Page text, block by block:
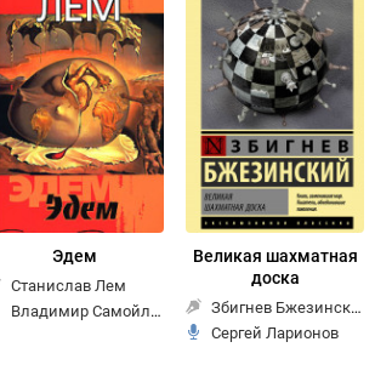
Эдем
Станислав Лем
Владимир Самойлов
Великая шахматная
доска
Збигнев Бжезинский
Сергей Ларионов